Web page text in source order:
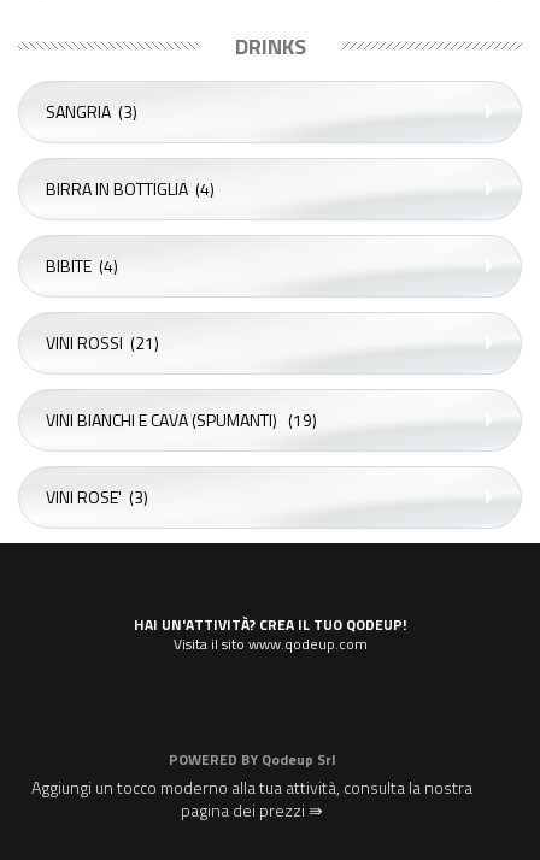
DRINKS
SANGRIA (3)
BIRRA IN BOTTIGLIA (4)
BIBITE (4)
VINI ROSSI (21)
VINI BIANCHI E CAVA (SPUMANTI) (19)
VINI ROSE' (3)
HAI UN'ATTIVITÀ? CREA IL TUO QODEUP!
Visita il sito www.qodeup.com
POWERED BY Qodeup Srl
Aggiungi un tocco moderno alla tua attività, consulta la nostra
pagina dei prezzi ⇛